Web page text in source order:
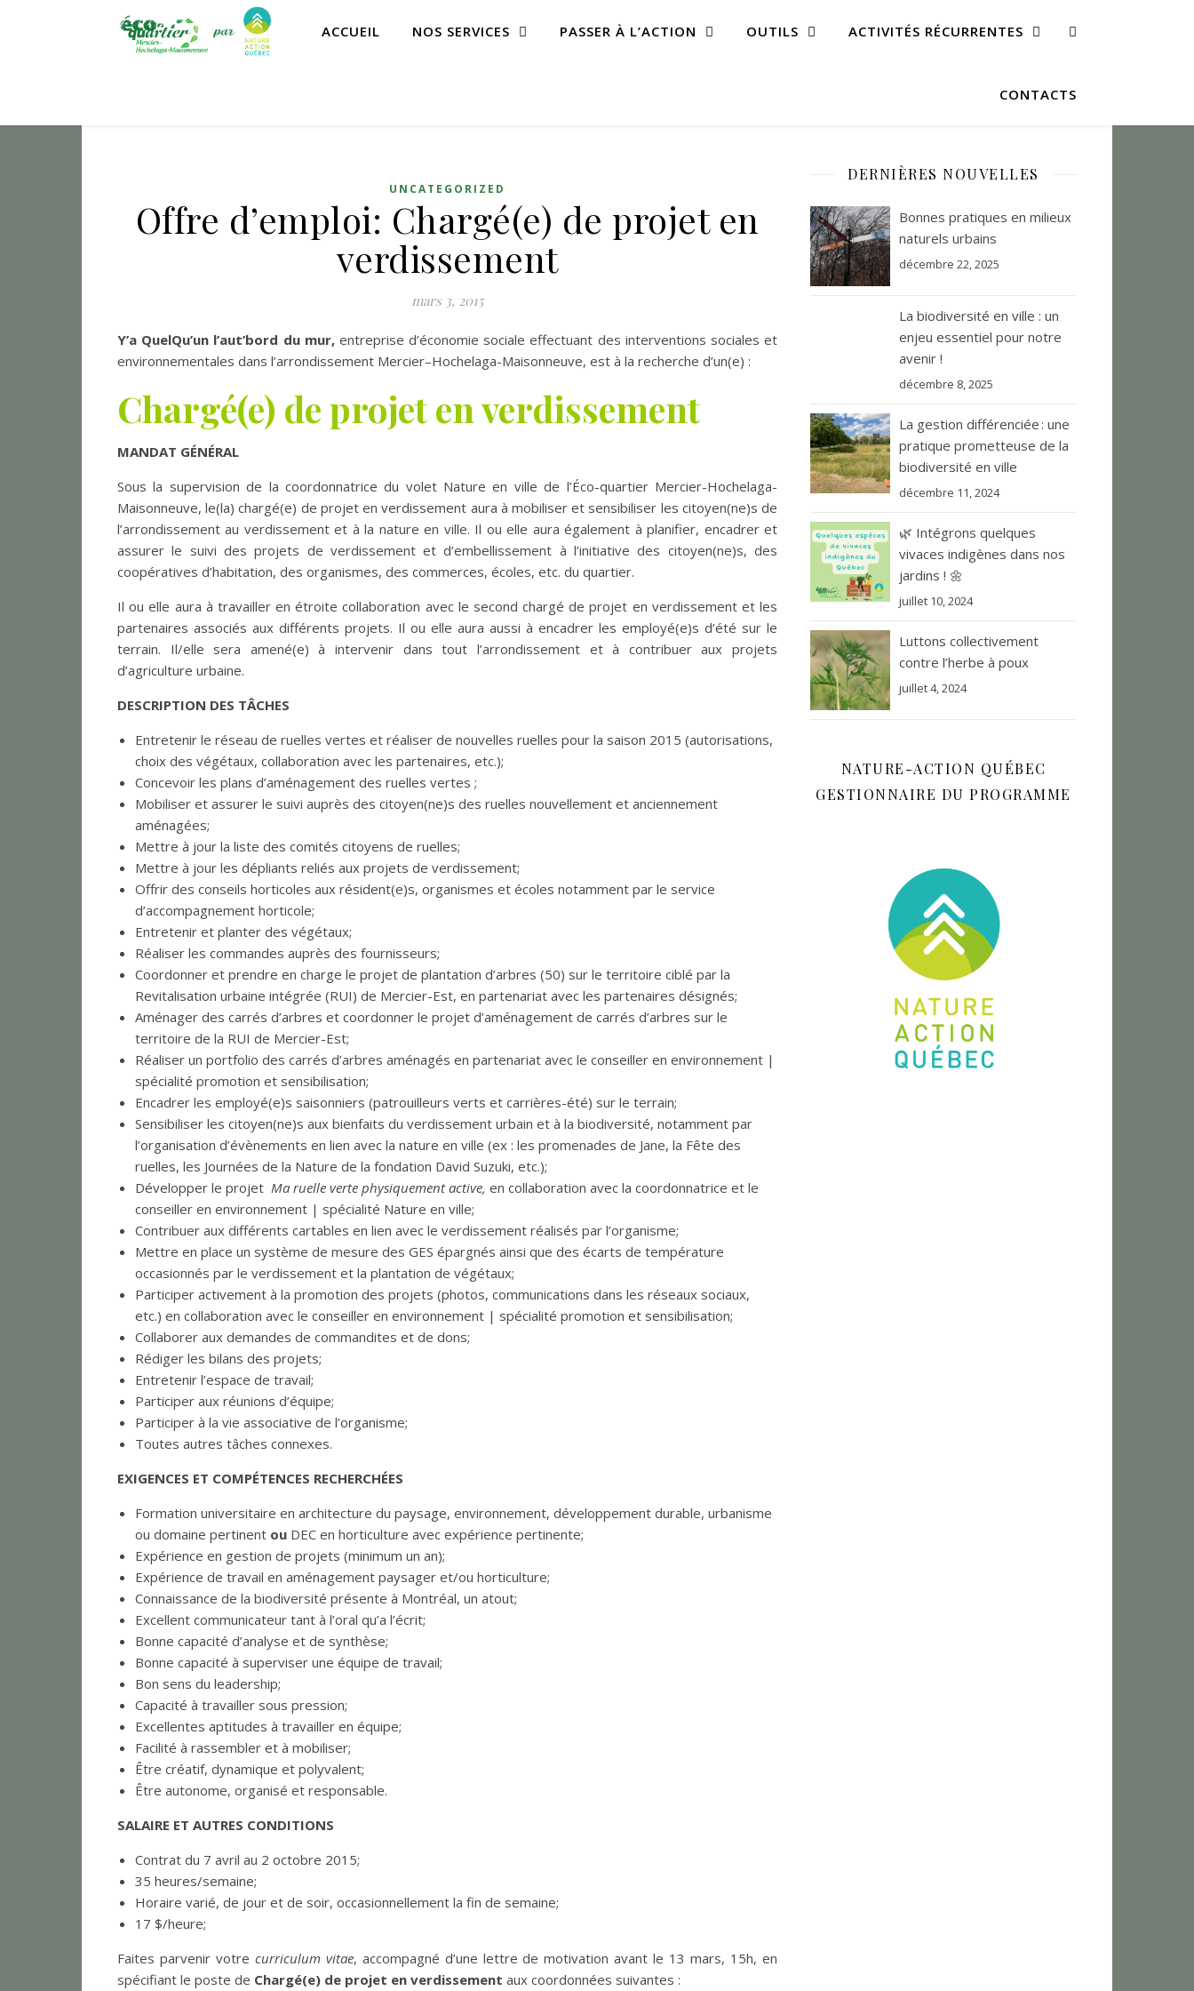
ACCUEIL NOS SERVICES PASSER À L’ACTION OUTILS ACTIVITÉS RÉCURRENTES
CONTACTS
UNCATEGORIZED
Offre d’emploi: Chargé(e) de projet en
verdissement
mars 3, 2015
Y’a QuelQu’un l’aut’bord du mur, entreprise d’économie sociale effectuant des interventions sociales et
environnementales dans l’arrondissement Mercier–Hochelaga-Maisonneuve, est à la recherche d’un(e) :
Chargé(e) de projet en verdissement
MANDAT GÉNÉRAL
Sous la supervision de la coordonnatrice du volet Nature en ville de l’Éco-quartier Mercier-Hochelaga-
Maisonneuve, le(la) chargé(e) de projet en verdissement aura à mobiliser et sensibiliser les citoyen(ne)s de
l’arrondissement au verdissement et à la nature en ville. Il ou elle aura également à planifier, encadrer et
assurer le suivi des projets de verdissement et d’embellissement à l’initiative des citoyen(ne)s, des
coopératives d’habitation, des organismes, des commerces, écoles, etc. du quartier.
Il ou elle aura à travailler en étroite collaboration avec le second chargé de projet en verdissement et les
partenaires associés aux différents projets. Il ou elle aura aussi à encadrer les employé(e)s d’été sur le
terrain. Il/elle sera amené(e) à intervenir dans tout l’arrondissement et à contribuer aux projets
d’agriculture urbaine.
DESCRIPTION DES TÂCHES
Entretenir le réseau de ruelles vertes et réaliser de nouvelles ruelles pour la saison 2015 (autorisations,
choix des végétaux, collaboration avec les partenaires, etc.);
Concevoir les plans d’aménagement des ruelles vertes ;
Mobiliser et assurer le suivi auprès des citoyen(ne)s des ruelles nouvellement et anciennement
aménagées;
Mettre à jour la liste des comités citoyens de ruelles;
Mettre à jour les dépliants reliés aux projets de verdissement;
Offrir des conseils horticoles aux résident(e)s, organismes et écoles notamment par le service
d’accompagnement horticole;
Entretenir et planter des végétaux;
Réaliser les commandes auprès des fournisseurs;
Coordonner et prendre en charge le projet de plantation d’arbres (50) sur le territoire ciblé par la
Revitalisation urbaine intégrée (RUI) de Mercier-Est, en partenariat avec les partenaires désignés;
Aménager des carrés d’arbres et coordonner le projet d’aménagement de carrés d’arbres sur le
territoire de la RUI de Mercier-Est;
Réaliser un portfolio des carrés d’arbres aménagés en partenariat avec le conseiller en environnement |
spécialité promotion et sensibilisation;
Encadrer les employé(e)s saisonniers (patrouilleurs verts et carrières-été) sur le terrain;
Sensibiliser les citoyen(ne)s aux bienfaits du verdissement urbain et à la biodiversité, notamment par
l’organisation d’évènements en lien avec la nature en ville (ex : les promenades de Jane, la Fête des
ruelles, les Journées de la Nature de la fondation David Suzuki, etc.);
Développer le projet Ma ruelle verte physiquement active, en collaboration avec la coordonnatrice et le
conseiller en environnement | spécialité Nature en ville;
Contribuer aux différents cartables en lien avec le verdissement réalisés par l’organisme;
Mettre en place un système de mesure des GES épargnés ainsi que des écarts de température
occasionnés par le verdissement et la plantation de végétaux;
Participer activement à la promotion des projets (photos, communications dans les réseaux sociaux,
etc.) en collaboration avec le conseiller en environnement | spécialité promotion et sensibilisation;
Collaborer aux demandes de commandites et de dons;
Rédiger les bilans des projets;
Entretenir l’espace de travail;
Participer aux réunions d’équipe;
Participer à la vie associative de l’organisme;
Toutes autres tâches connexes.
EXIGENCES ET COMPÉTENCES RECHERCHÉES
Formation universitaire en architecture du paysage, environnement, développement durable, urbanisme
ou domaine pertinent ou DEC en horticulture avec expérience pertinente;
Expérience en gestion de projets (minimum un an);
Expérience de travail en aménagement paysager et/ou horticulture;
Connaissance de la biodiversité présente à Montréal, un atout;
Excellent communicateur tant à l’oral qu’a l’écrit;
Bonne capacité d’analyse et de synthèse;
Bonne capacité à superviser une équipe de travail;
Bon sens du leadership;
Capacité à travailler sous pression;
Excellentes aptitudes à travailler en équipe;
Facilité à rassembler et à mobiliser;
Être créatif, dynamique et polyvalent;
Être autonome, organisé et responsable.
SALAIRE ET AUTRES CONDITIONS
Contrat du 7 avril au 2 octobre 2015;
35 heures/semaine;
Horaire varié, de jour et de soir, occasionnellement la fin de semaine;
17 $/heure;
Faites parvenir votre curriculum vitae, accompagné d’une lettre de motivation avant le 13 mars, 15h, en
spécifiant le poste de Chargé(e) de projet en verdissement aux coordonnées suivantes :
DERNIÈRES NOUVELLES
Bonnes pratiques en milieux
naturels urbains
décembre 22, 2025
La biodiversité en ville : un
enjeu essentiel pour notre
avenir !
décembre 8, 2025
La gestion différenciée : une
pratique prometteuse de la
biodiversité en ville
décembre 11, 2024
🌿 Intégrons quelques
vivaces indigènes dans nos
jardins ! 🌼
juillet 10, 2024
Luttons collectivement
contre l’herbe à poux
juillet 4, 2024
NATURE-ACTION QUÉBEC
GESTIONNAIRE DU PROGRAMME